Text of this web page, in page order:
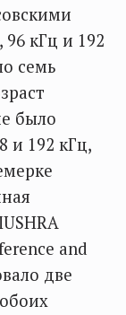
кГц и 192
семь
было
и 192 кГц,
and
две